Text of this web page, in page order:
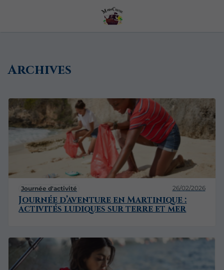
Archives
Journée d'activité 26/02/2026
Journée d’aventure en Martinique :
activités ludiques sur terre et mer